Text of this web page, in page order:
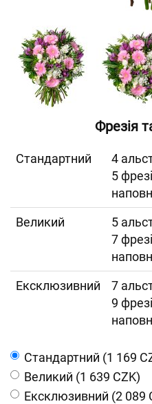
Фрезія
Cтандартний
4
5
Великий
5
7
Ексклюзивний
7
9
Cтандартний (1 169
Великий (1 639 CZK)
Ексклюзивний (2 089